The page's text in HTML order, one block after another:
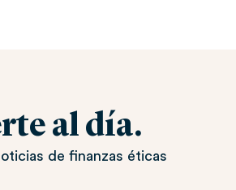
al día.
de finanzas éticas